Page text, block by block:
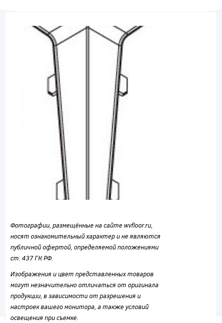
Фотографии, размещённые на сайте wvfloor.ru,
носят ознакомительный характер и не являются
публичной офертой, определяемой положениями
ст. 437 ГК РФ.
Изображения и цвет представленных товаров
могут незначительно отличаться от оригинала
продукции, в зависимости от разрешения и
настроек вашего монитора, а также условий
освещения при съемке.